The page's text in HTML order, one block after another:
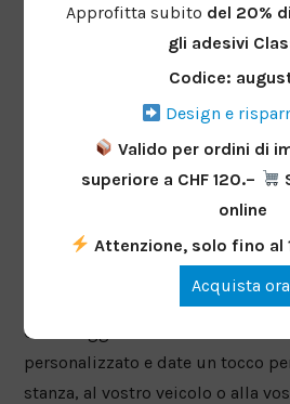
Personalizzabile:scegliete
dimensioni per ottenere
Dettagli del prodotto
Materiale:Pellicola vinilica
100my
Applicazione:Adatto per
durevole e resistente.
(4/0) con protezione UV
brillante dei colori.
Create oggi stesso il vostro
personalizzato e date un tocco
stanza, al vostro veicolo o alla
Approfitta subito del 20%
gli adesivi
Codice:
Design e
Valido per ordini di
superiore a CHF 120.–
online
Attenzione, solo fino al
Acquista